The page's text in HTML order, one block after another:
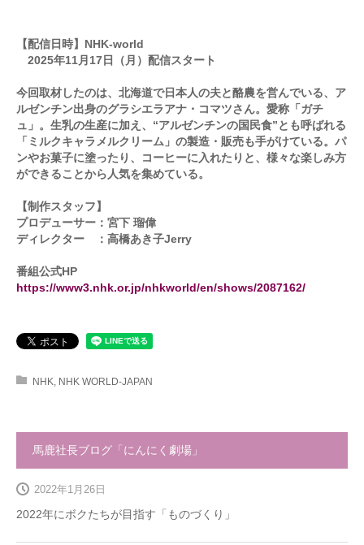
【配信日時】NHK-world
2025年11月17日（月）配信スタート
今回取材したのは、北海道で日本人の夫と酪農を営んでいる、ア
ルゼンチン出身のグラシエラアナ・コマツさん。愛称「ガチ
ュ」。生乳の生産に加え、“アルゼンチンの国民食”とも呼ばれる
「ミルクキャラメルクリーム」の製造・販売も手がけている。パ
ンやお菓子に塗ったり、コーヒーに入れたりと、様々な楽しみ方
ができることから人気を集めている。
【制作スタッフ】
プロデューサー：宮下 瑠偉
ディレクター ：高橋あき子Jerry
番組公式HP
https://www3.nhk.or.jp/nhkworld/en/shows/2087162/
NHK NHK WORLD-JAPAN
馬鹿社長ブログ「にんにく劇場」
2022年にボクたちが目指す「ものづくり」
2022年1月26日